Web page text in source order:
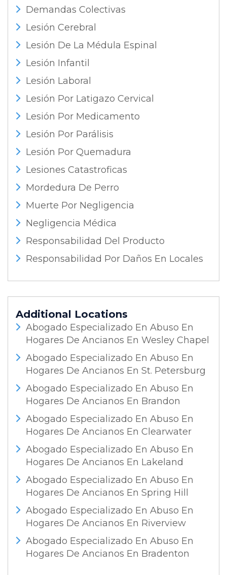
Demandas Colectivas
Lesión Cerebral
Lesión De La Médula Espinal
Lesión Infantil
Lesión Laboral
Lesión Por Latigazo Cervical
Lesión Por Medicamento
Lesión Por Parálisis
Lesión Por Quemadura
Lesiones Catastroficas
Mordedura De Perro
Muerte Por Negligencia
Negligencia Médica
Responsabilidad Del Producto
Responsabilidad Por Daños En Locales
Additional Locations
Abogado Especializado En Abuso En
Hogares De Ancianos En Wesley Chapel
Abogado Especializado En Abuso En
Hogares De Ancianos En St. Petersburg
Abogado Especializado En Abuso En
Hogares De Ancianos En Brandon
Abogado Especializado En Abuso En
Hogares De Ancianos En Clearwater
Abogado Especializado En Abuso En
Hogares De Ancianos En Lakeland
Abogado Especializado En Abuso En
Hogares De Ancianos En Spring Hill
Abogado Especializado En Abuso En
Hogares De Ancianos En Riverview
Abogado Especializado En Abuso En
Hogares De Ancianos En Bradenton